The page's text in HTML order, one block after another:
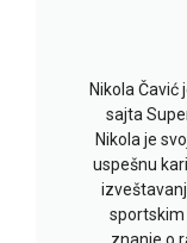
Nikola Čavić
sajta
Nikola je
uspešnu
sportskim
znanje o